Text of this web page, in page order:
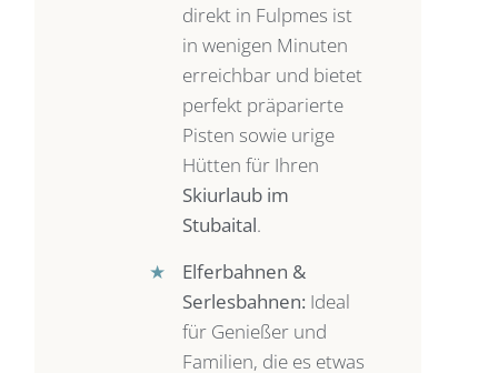
direkt in Fulpmes ist
in wenigen Minuten
erreichbar und bietet
perfekt präparierte
Pisten sowie urige
Hütten für Ihren
Skiurlaub im
Stubaital.
★
Elferbahnen &
Serlesbahnen: Ideal
für Genießer und
Familien, die es etwas